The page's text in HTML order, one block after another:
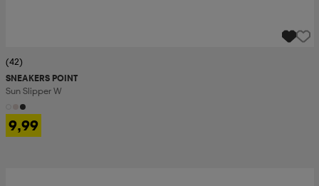
(42)
SNEAKERS POINT
Sun Slipper W
9,99